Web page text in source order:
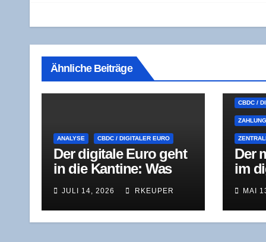
Ähnliche Beiträge
ANALYSE CBDC / DIGITALER EURO
Der digi­ta­le Euro geht
in die Kan­ti­ne: Was
JULI 14, 2026 RKEUPER
CBDC /
Der
im
MAI